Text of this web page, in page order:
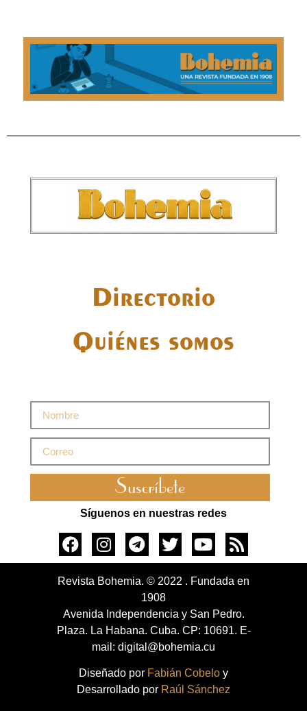
Directorio
Quiénes somos
Suscríbete
Síguenos en nuestras redes
Revista Bohemia. © 2022 . Fundada en
1908
Avenida Independencia y San Pedro.
Plaza. La Habana. Cuba. CP: 10691. E-
mail: digital@bohemia.cu
Diseñado por Fabián Cobelo y
Desarrollado por Raúl Sánchez